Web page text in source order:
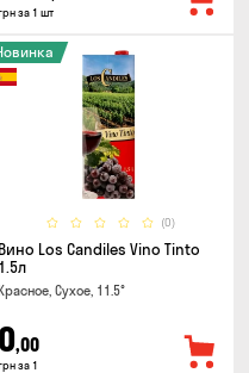
за 1 шт
(0)
Вино Los Candiles Vino Tinto
1.5л
Красное, Сухое, 11.5°
0,00
за 1